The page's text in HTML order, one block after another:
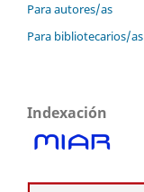
Para autores/as
Para bibliotecarios/as
Indexación